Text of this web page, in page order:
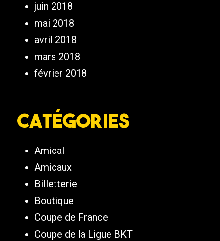
juin 2018
mai 2018
avril 2018
mars 2018
février 2018
Catégories
Amical
Amicaux
Billetterie
Boutique
Coupe de France
Coupe de la Ligue BKT